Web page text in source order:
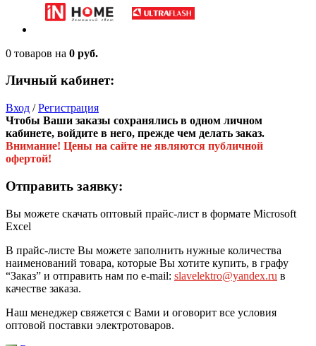
0 товаров на 0 руб.
Личный кабинет:
Вход /Регистрация
Чтобы Ваши заказы сохранялись в одном личном
кабинете, войдите в него, прежде чем делать заказ.
Внимание! Цены на сайте не являются публичной
офертой!
Отправить заявку:
Вы можете скачать оптовый прайс-лист в формате Microsoft
Excel
В прайс-листе Вы можете заполнить нужные количества
наименований товара, которые Вы хотите купить, в графу
“Заказ” и отправить нам по e-mail: slavelektro@yandex.ru в
качестве заказа.
Наш менеджер свяжется с Вами и оговорит все условия
оптовой поставки электротоваров.